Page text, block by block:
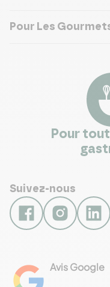
Pour Les
Pour
Suivez-nous
Avis Google